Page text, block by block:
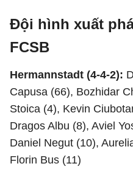
Đội hình xuất
FCSB
Hermannstadt (4-4-2):
Capusa (66), Bozhidar
Stoica (4), Kevin
Dragos Albu (8), Aviel
Daniel Negut (10),
Florin Bus (11)